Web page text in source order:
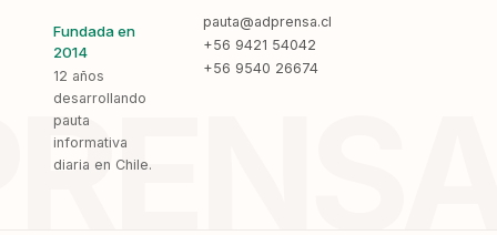
Fundada en
2014
12 años
desarrollando
pauta
informativa
diaria en Chile.
pauta@adprensa.cl
+56 9421 54042
+56 9540 26674